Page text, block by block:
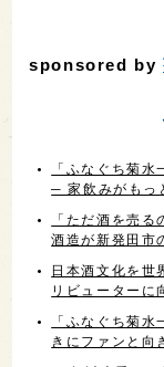
sponsored by
「ふなぐち菊
─ 家飲みがもっ
「ただ酒を売
酒造が新発田市
日本酒文化を世
リビューターに
「ふなぐち菊
きにファンと向